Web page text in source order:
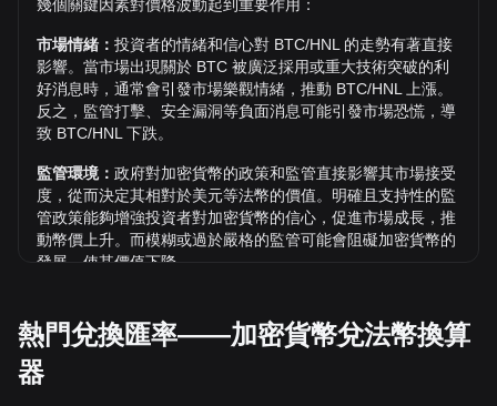
升了 4.08%。
幾個關鍵因素對價格波動起到重要作用：
市場情緒： 投資者的情緒和信心對 BTC/HNL 的走勢有著直接
影響。當市場出現關於 BTC 被廣泛採用或重大技術突破的利
好消息時，通常會引發市場樂觀情緒，推動 BTC/HNL 上漲。
反之，監管打擊、安全漏洞等負面消息可能引發市場恐慌，導
致 BTC/HNL 下跌。
監管環境： 政府對加密貨幣的政策和監管直接影響其市場接受
度，從而決定其相對於美元等法幣的價值。明確且支持性的監
管政策能夠增強投資者對加密貨幣的信心，促進市場成長，推
動幣價上升。而模糊或過於嚴格的監管可能會阻礙加密貨幣的
發展，使其價值下降。
經濟成長等關鍵指標）對法幣價值起決定性作用，間接影響
BTC/HNL 的匯率。例如：高通膨可能削弱市場對法幣的信
任，促使投資者尋求比特幣等加密資產作為避險工具，進而推
高其價格。
熱門兌換匯率——加密貨幣兌法幣換算
器